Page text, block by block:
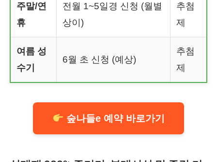
주말/연
휴
전월 1~5일경 신청 (월별
상이)
추첨
제
여름 성
수기
6월 초 신청 (예상)
추첨
제
숲나들e 예약 바로가기